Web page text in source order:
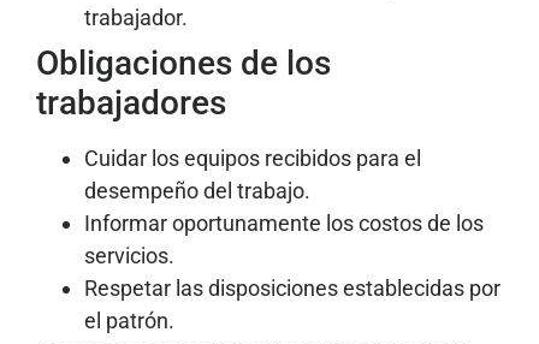
trabajador.
Obligaciones de los
trabajadores
Cuidar los equipos recibidos para el
desempeño del trabajo.
Informar oportunamente los costos de los
servicios.
Respetar las disposiciones establecidas por
el patrón.